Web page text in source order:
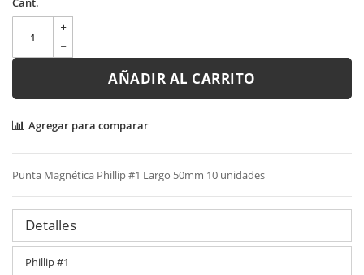
AÑADIR AL CARRITO
Agregar para comparar
Punta Magnética Phillip #1 Largo 50mm 10 unidades
Detalles
Phillip #1